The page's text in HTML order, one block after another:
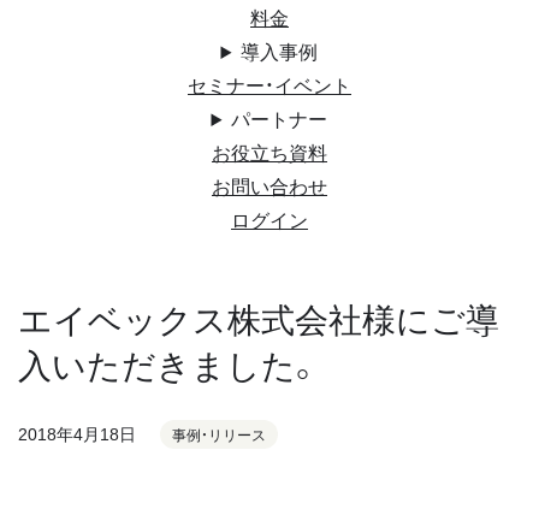
料金
導入事例
セミナー・イベント
パートナー
お役立ち資料
お問い合わせ
ログイン
エイベックス株式会社様にご導
入いただきました。
2018年4月18日 事例・リリース